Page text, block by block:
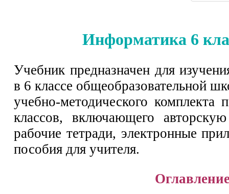
Информатика 6
Учебник предназначен для
в 6 классе общеобразовательной
учебно-методического
классов, включающего
рабочие тетради, электронные
пособия для учителя.